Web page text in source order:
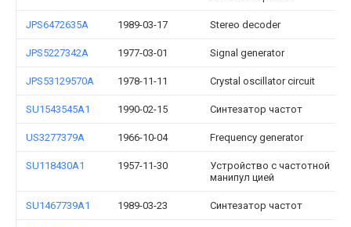
JPS6472635A 1989-03-17 Stereo decoder
JPS5227342A 1977-03-01 Signal generator
JPS53129570A 1978-11-11 Crystal oscillator circuit
SU1543545A1 1990-02-15 Синтезатор частот
US3277379A 1966-10-04 Frequency generator
SU118430A1 1957-11-30
Устройство с частотной
манипул цией
SU1467739A1 1989-03-23 Синтезатор частот